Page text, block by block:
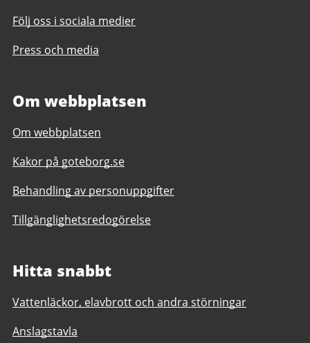
Följ oss i sociala medier
Press och media
Om webbplatsen
Om webbplatsen
Kakor på goteborg.se
Behandling av personuppgifter
Tillgänglighetsredogörelse
Hitta snabbt
Vattenläckor, elavbrott och andra störningar
Anslagstavla